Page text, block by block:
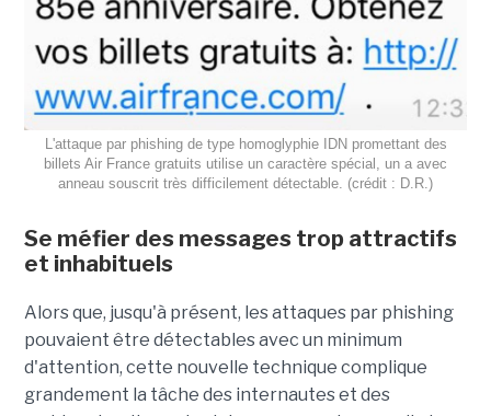
L'attaque par phishing de type homoglyphie IDN promettant des
billets Air France gratuits utilise un caractère spécial, un a avec
anneau souscrit très difficilement détectable. (crédit : D.R.)
Se méfier des messages trop attractifs
et inhabituels
Alors que, jusqu'à présent, les attaques par phishing
pouvaient être détectables avec un minimum
d'attention, cette nouvelle technique complique
grandement la tâche des internautes et des